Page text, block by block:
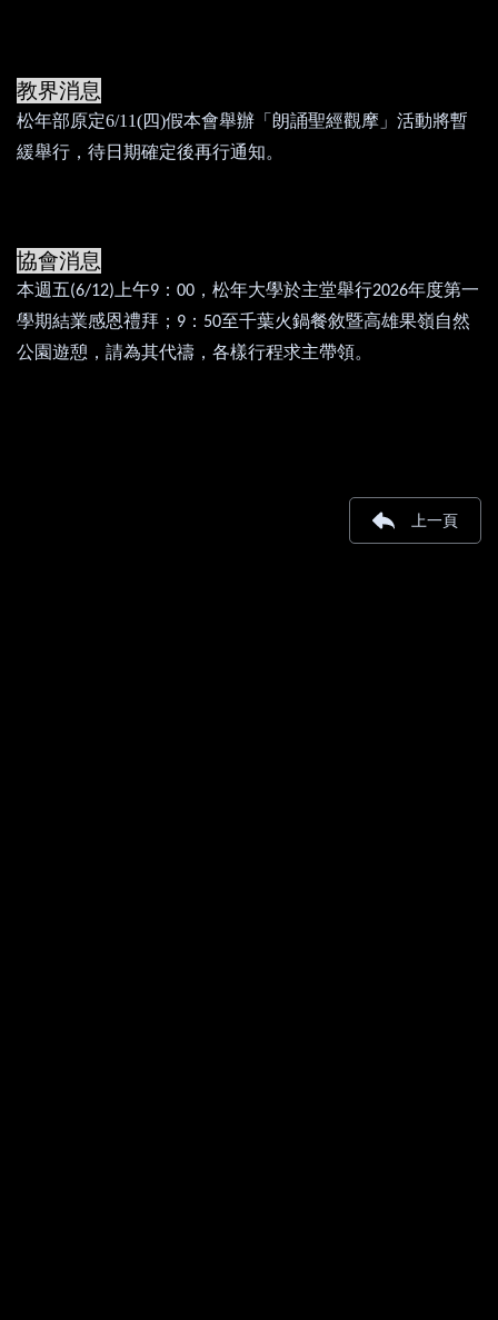
教界消息
松年部原定6/11(四)假本會舉辦「朗誦聖經觀摩」活動將暫
緩舉行，待日期確定後再行通知。
協會消息
本週五(6/12) 上午9 ： 00 ，松年大學於主堂舉行2026年度第一
學期結業感恩禮拜； 9 ： 50至千葉火鍋餐敘暨高雄果嶺自然
公園遊憩， 請為其代禱，各樣行程求主帶領。
上一頁